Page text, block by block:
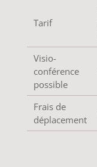
Tarif
Visio-
conférence
possible
Frais de
déplacement